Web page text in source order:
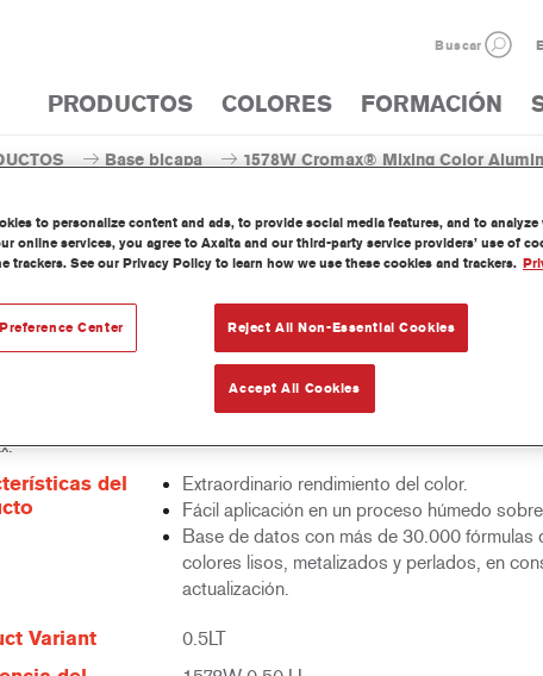
Buscar
PRODUCTOS COLORES FORMACIÓN
Base bicapa 1578W Cromax® Mixing Color
1578W Cromax® Mixing
concentrado base agua forma parte del sistema base bicapa al
del
Extraordinario rendimiento del color.
Fácil aplicación en un proceso húmedo
Base de datos con más de 30.000 fórmulas
colores lisos, metalizados y perlados, en
actualización.
Variant 0.5LT
to personalize content and ads, to provide social media features, and to
online services, you agree to Axalta and our third-party service providers’ use of
trackers. See our Privacy Policy to learn how we use these cookies and trackers.
Reject All Non-Essential Cookies
Accept All Cookies
Center